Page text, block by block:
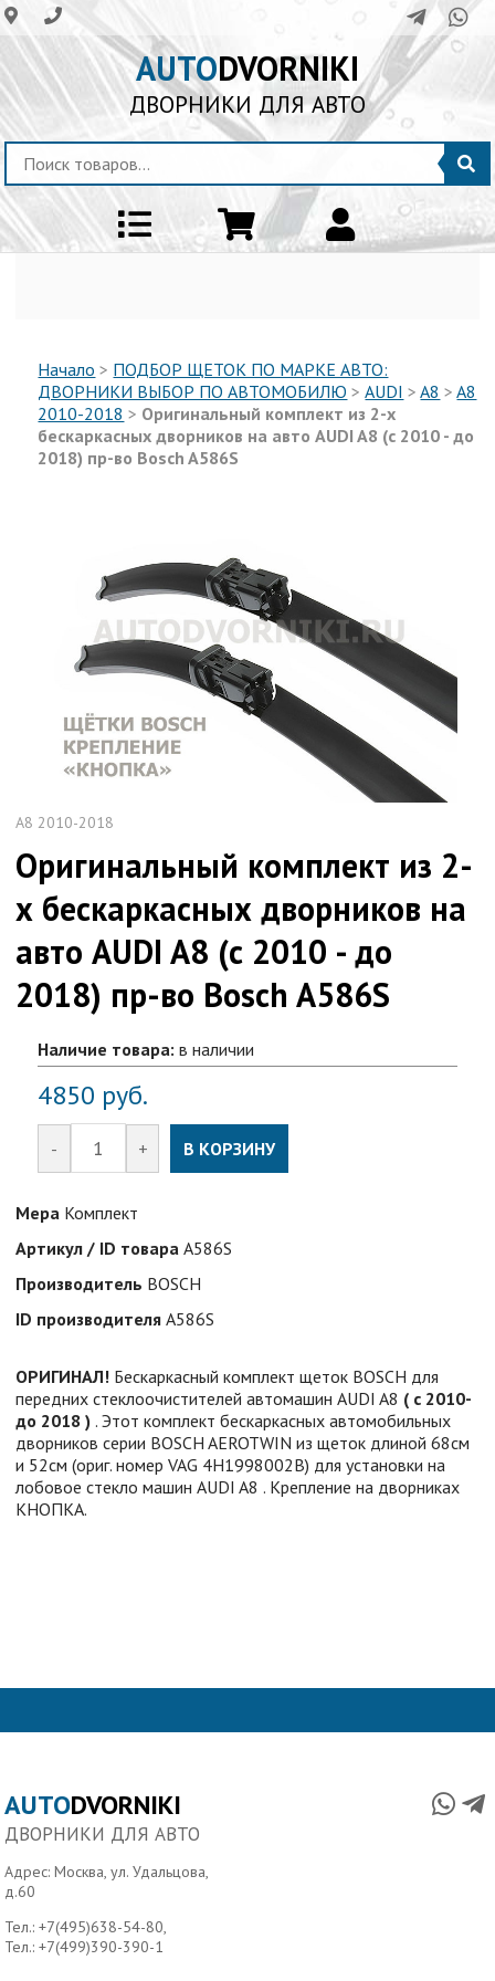
AUTODVORNIKI
ДВОРНИКИ ДЛЯ АВТО
Начало > ПОДБОР ЩЕТОК ПО МАРКЕ АВТО:
ДВОРНИКИ ВЫБОР ПО АВТОМОБИЛЮ >AUDI >A8 >A8
2010-2018 > Оригинальный комплект из 2-х
бескаркасных дворников на авто AUDI A8 (с 2010 - до
2018) пр-во Bosch A586S
A8 2010-2018
Оригинальный комплект из 2-
х бескаркасных дворников на
авто AUDI A8 (с 2010 - до
2018) пр-во Bosch A586S
Наличие товара: в наличии
4850 руб.
- + В КОРЗИНУ
Мера Комплект
Артикул / ID товара A586S
Производитель BOSCH
ID производителя A586S
ОРИГИНАЛ! Бескаркасный комплект щеток BOSCH для
передних стеклоочистителей автомашин AUDI A8 ( с 2010-
до 2018 ) . Этот комплект бескаркасных автомобильных
дворников серии BOSCH AEROTWIN из щеток длиной 68см
и 52см (ориг. номер VAG 4H1998002B) для установки на
лобовое стекло машин AUDI A8 . Крепление на дворниках
КНОПКА.
AUTODVORNIKI
ДВОРНИКИ ДЛЯ АВТО
Адрес: Москва, ул. Удальцова,
д.60
Тел.:+7(495)638-54-80
Тел.:+7(499)390-390-1